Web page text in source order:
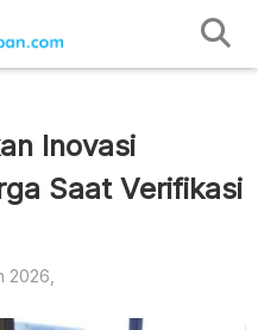
Inovasi
Saat Verifikasi
2026,